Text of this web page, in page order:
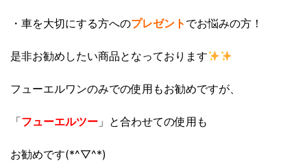
・車を大切にする方へのプレゼント でお悩みの方！
是非お勧めしたい商品となっております
フューエルワンのみでの使用もお勧めですが、
「フューエルツー 」と合わせての使用も
お勧めです(*^▽^*)